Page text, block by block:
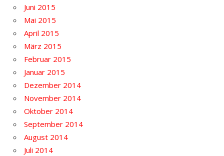
Juni 2015
Mai 2015
April 2015
März 2015
Februar 2015
Januar 2015
Dezember 2014
November 2014
Oktober 2014
September 2014
August 2014
Juli 2014